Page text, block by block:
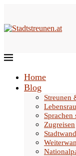
Home
Blog
Streunen
Sprachen
Zugreisen